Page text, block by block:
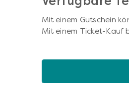
Mit einem Gutschein
Mit einem Ticket-Kauf